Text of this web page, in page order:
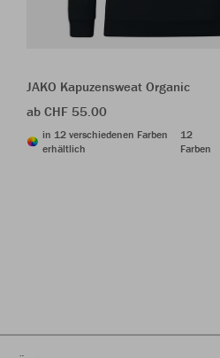
JAKO Kapuzensweat Organic
ab CHF 55.00
in 12 verschiedenen Farben
erhältlich
12
Farben